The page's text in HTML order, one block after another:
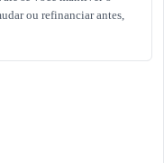
ou refinanciar antes,